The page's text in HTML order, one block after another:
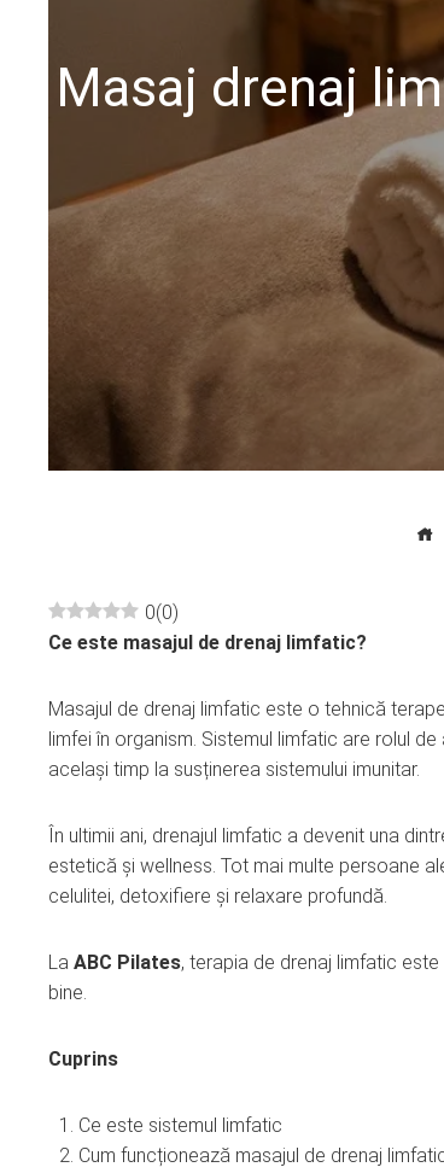
Masaj drenaj
0(0)
Ce este masajul de drenaj limfatic?
Masajul de drenaj limfatic este o tehnică
limfei în organism. Sistemul limfatic are rolul
același timp la susținerea sistemului imunitar.
În ultimii ani, drenajul limfatic a devenit una
estetică și wellness. Tot mai multe persoane
celulitei, detoxifiere și relaxare profundă.
La ABC Pilates, terapia de drenaj limfatic
bine.
Cuprins
Ce este sistemul limfatic
Cum funcționează masajul de drenaj